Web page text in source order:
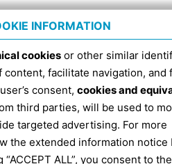
INFORMATION
cookies or other similar
facilitate navigation, and
consent, cookies and
third parties, will be used to
targeted advertising. For more
the extended information notice
“ACCEPT ALL”, you consent to